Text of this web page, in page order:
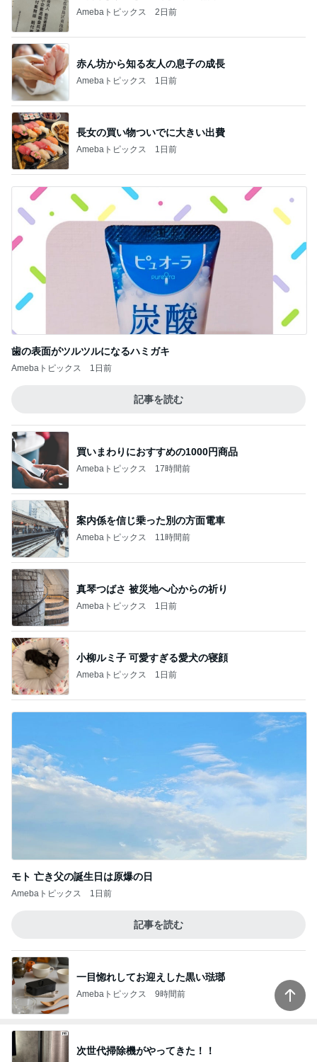
Amebaトピックス 2日前
赤ん坊から知る友人の息子の成長
Amebaトピックス 1日前
長女の買い物ついでに大きい出費
Amebaトピックス 1日前
歯の表面がツルツルになるハミガキ
Amebaトピックス 1日前
記事を読む
買いまわりにおすすめの1000円商品
Amebaトピックス 17時間前
案内係を信じ乗った別の方面電車
Amebaトピックス 11時間前
真琴つばさ 被災地へ心からの祈り
Amebaトピックス 1日前
小柳ルミ子 可愛すぎる愛犬の寝顔
Amebaトピックス 1日前
モト 亡き父の誕生日は原爆の日
Amebaトピックス 1日前
記事を読む
一目惚れしてお迎えした黒い琺瑯
Amebaトピックス 9時間前
次世代掃除機がやってきた！！